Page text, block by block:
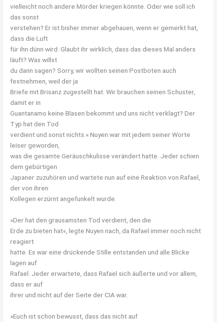
vielleicht noch andere Mörder kriegen könnte. Oder wie soll ich
das sonst
verstehen? Er ist bisher immer abgehauen, wenn er gemerkt hat,
dass die Luft
für ihn dünn wird. Glaubt ihr wirklich, dass das dieses Mal anders
läuft? Was willst
du dann sagen? Sorry, wir wollten seinen Postboten auch
festnehmen, weil der ja
Briefe mit Brisanz zugestellt hat. Wir brauchen seinen Schuster,
damit er in
Guantanamo keine Blasen bekommt und uns nicht verklagt? Der
Typ hat den Tod
verdient und sonst nichts.« Nuyen war mit jedem seiner Worte
leiser geworden,
was die gesamte Geräuschkulisse verändert hatte. Jeder schien
dem gebürtigen
Japaner zuzuhören und wartete nun auf eine Reaktion von Rafael,
der von ihren
Kollegen erzürnt angefunkelt wurde.
»Der hat den grausamsten Tod verdient, den die
Erde zu bieten hat«, legte Nuyen nach, da Rafael immer noch nicht
reagiert
hatte. Es war eine drückende Stille entstanden und alle Blicke
lagen auf
Rafael. Jeder erwartete, dass Rafael sich äußerte und vor allem,
dass er auf
ihrer und nicht auf der Seite der CIA war.
»Euch ist schon bewusst, dass das nicht auf